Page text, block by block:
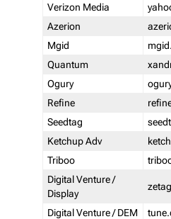
Verizon Media
Azerion
Mgid
Quantum
Ogury
Refine
Seedtag
Ketchup Adv
Triboo
Digital Venture /
Display
Digital Venture / DEM